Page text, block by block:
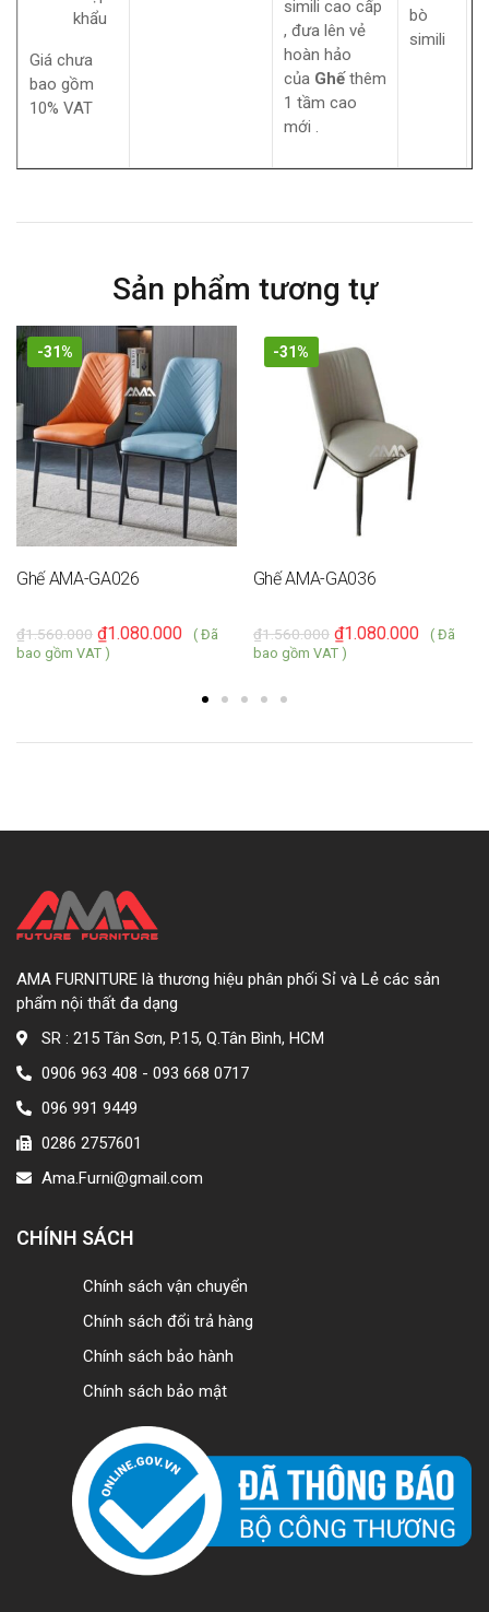
khẩu
Giá chưa
bao gồm
10% VAT
simili cao cấp
, đưa lên vẻ
hoàn hảo
của Ghếthêm
1 tầm cao
mới .
bò
simili
Sản phẩm tương tự
-31%
Ghế AMA-GA026
1.560.000
₫ 1.080.000
₫
( Đã
bao gồm VAT )
-31%
Ghế AMA-GA036
1.560.000
₫ 1.080.000
₫
( Đã
bao gồm VAT )
AMA FURNITURE là thương hiệu phân phối Sỉ và Lẻ các sản
phẩm nội thất đa dạng
SR : 215 Tân Sơn, P.15, Q.Tân Bình, HCM
0906 963 408 - 093 668 0717
096 991 9449
0286 2757601
Ama.Furni@gmail.com
CHÍNH SÁCH
Chính sách vận chuyển
Chính sách đổi trả hàng
Chính sách bảo hành
Chính sách bảo mật